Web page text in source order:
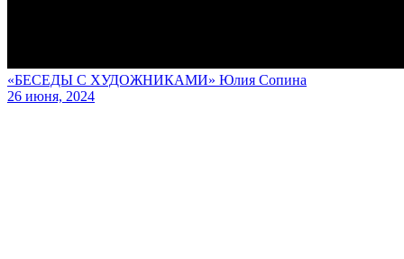
«БЕСЕДЫ С ХУДОЖНИКАМИ» Юлия Сопина
26 июня, 2024